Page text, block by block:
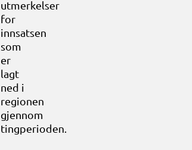
utmerkelser
for
innsatsen
som
er
lagt
ned i
regionen
gjennom
tingperioden.